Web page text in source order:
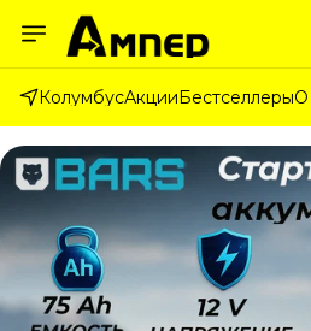
КолумбусАкцииБестселлерыО